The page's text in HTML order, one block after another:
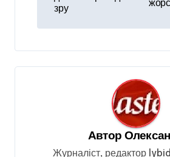
а
ц
і
зру
Автор
Журналіст, редактор